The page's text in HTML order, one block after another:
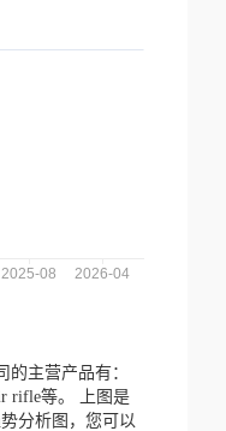
的主营产品有：
rifle等。
上图是
分析图，您可以